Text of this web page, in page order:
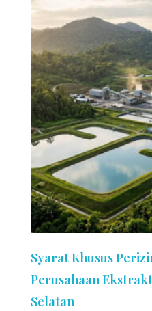
Syarat Khusus
Perusahaan
Selatan